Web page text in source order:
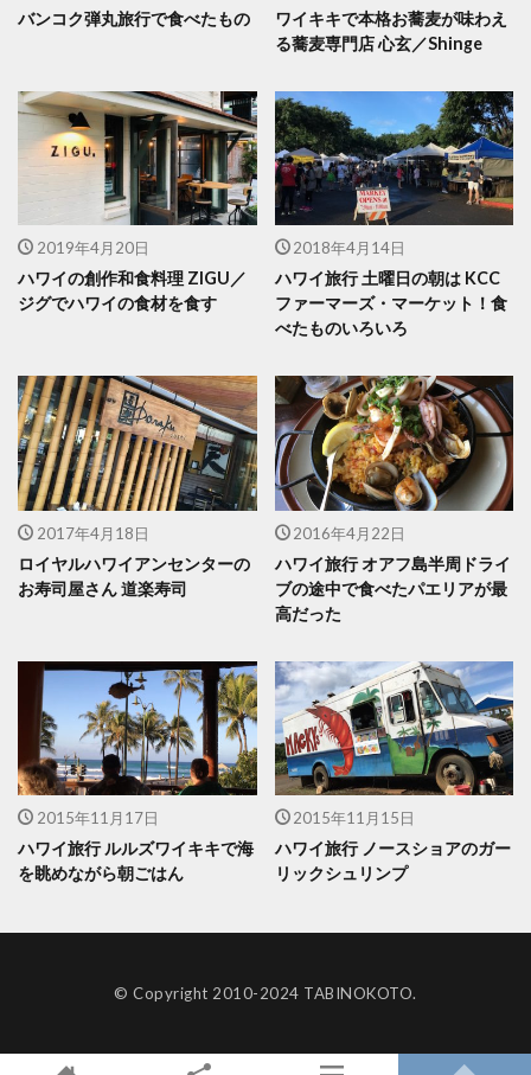
バンコク弾丸旅行で食べたもの
ワイキキで本格お蕎麦が味わえ
る蕎麦専門店 心玄／Shinge
2019年4月20日
ハワイの創作和食料理 ZIGU／
ジグでハワイの食材を食す
2018年4月14日
ハワイ旅行 土曜日の朝は KCC
ファーマーズ・マーケット！食
べたものいろいろ
2017年4月18日
ロイヤルハワイアンセンターの
お寿司屋さん 道楽寿司
2016年4月22日
ハワイ旅行 オアフ島半周ドライ
ブの途中で食べたパエリアが最
高だった
2015年11月17日
ハワイ旅行 ルルズワイキキで海
を眺めながら朝ごはん
2015年11月15日
ハワイ旅行 ノースショアのガー
リックシュリンプ
© Copyright 2010-2024 TABINOKOTO.